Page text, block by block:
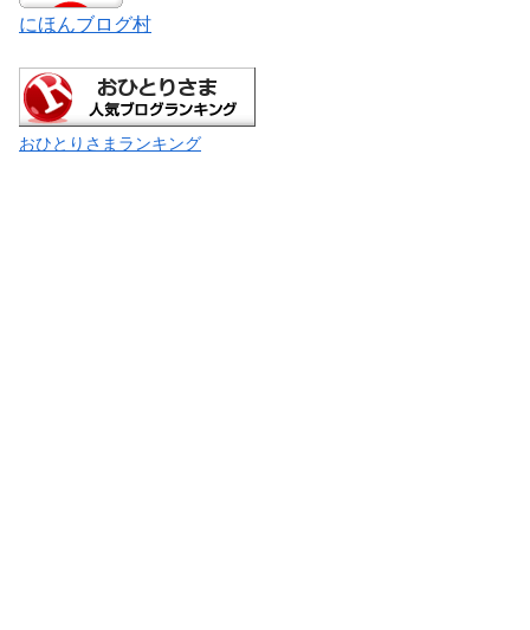
にほんブログ村
おひとりさまランキング